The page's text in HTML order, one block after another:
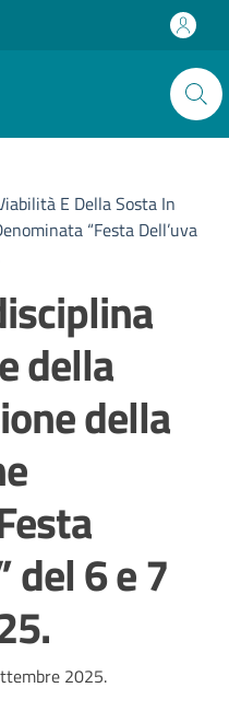
E Della Sosta In
“Festa Dell’uva
della
della
del 6 e 7
2025.